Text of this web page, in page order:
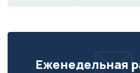
Еженедельная